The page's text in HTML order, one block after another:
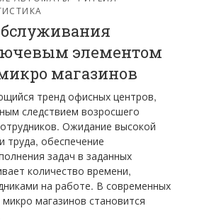
элементом
магазинов
тренд офисных центров,
следствием возросшего
Ожидание высокой
труда, обеспечение
задач в заданных
количество времени,
на работе. В современных
магазинов становится